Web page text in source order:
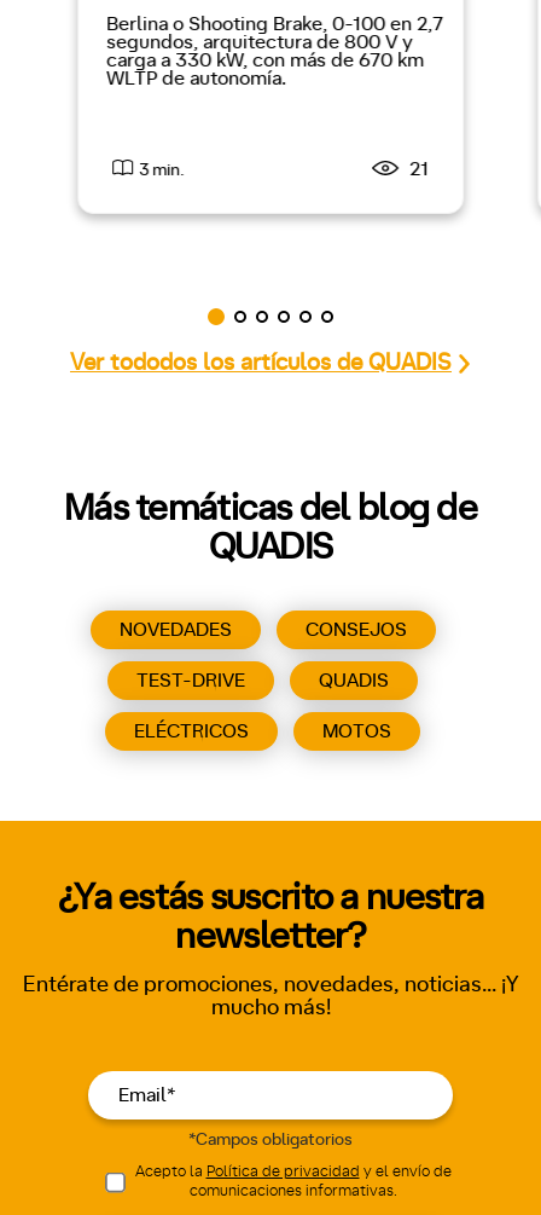
Berlina o Shooting Brake, 0-100 en 2,7
segundos, arquitectura de 800 V y
carga a 330 kW, con más de 670 km
WLTP de autonomía.
3 min. 21
Ver tododos los artículos de QUADIS
Más temáticas del blog de
QUADIS
NOVEDADES CONSEJOS
TEST-DRIVE QUADIS
ELÉCTRICOS MOTOS
¿Ya estás suscrito a nuestra
newsletter?
Entérate de promociones, novedades, noticias... ¡Y
mucho más!
*Campos obligatorios
Acepto la Política de privacidad y el envío de
comunicaciones informativas.